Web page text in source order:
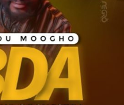
Orchestra
aux favoris